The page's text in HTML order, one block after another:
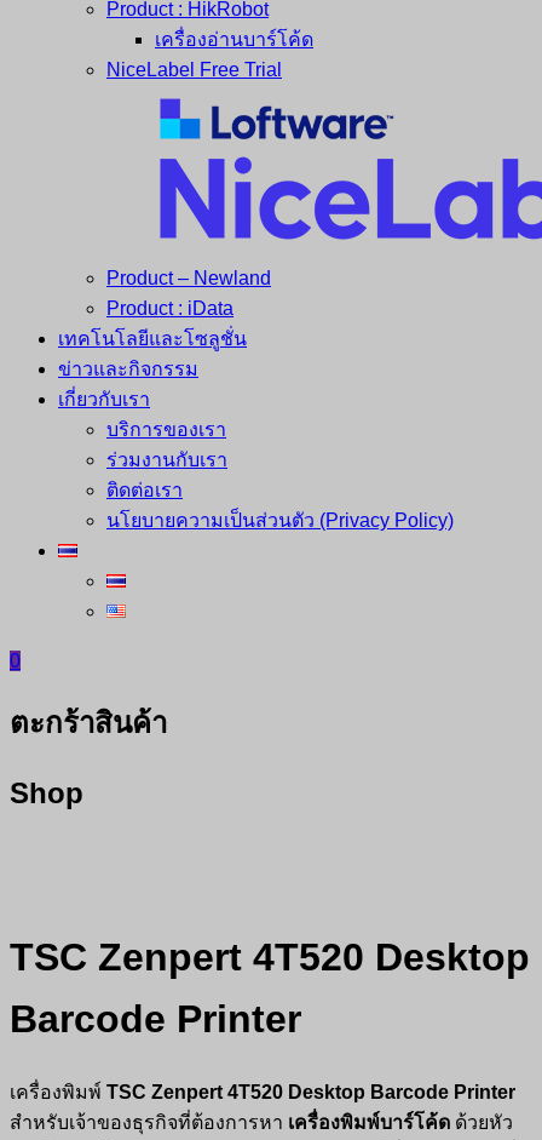
Product : HikRobot
เครื่องอ่านบาร์โค้ด
NiceLabel Free Trial
Product – Newland
Product : iData
เทคโนโลยีและโซลูชั่น
ข่าวและกิจกรรม
เกี่ยวกับเรา
บริการของเรา
ร่วมงานกับเรา
ติดต่อเรา
นโยบายความเป็นส่วนตัว (Privacy Policy)
0
ตะกร้าสินค้า
Shop
TSC Zenpert 4T520 Desktop
Barcode Printer
เครื่องพิมพ์ TSC Zenpert 4T520 Desktop Barcode Printer
สำหรับเจ้าของธุรกิจที่ต้องการหา เครื่องพิมพ์บาร์โค้ด ด้วยหัว